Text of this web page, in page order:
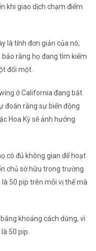
khi giao dịch chạm điểm
là tính đơn giản của nó,
rằng họ đang tìm kiếm
đối một.
ở California đang bắt
đoán rằng sự biến động
Hoa Kỳsẽ ảnh hưởng
có đủ không gian để hoạt
chủ sở hữu trong trường
là 50 pip trên mỗi vị thế mà
khoảng cách dừng, vì
50 pip.